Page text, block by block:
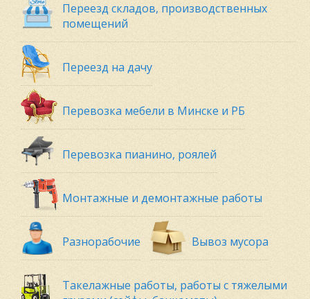
Переезд складов, производственных
помещений
Переезд на дачу
Перевозка мебели в Минске и РБ
Перевозка пианино, роялей
Монтажные и демонтажные работы
Разнорабочие Вывоз мусора
Такелажные работы, работы с тяжелыми